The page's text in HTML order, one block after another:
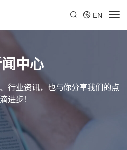
EN
中心
行业资讯，也与你分享我们的点
滴进步！